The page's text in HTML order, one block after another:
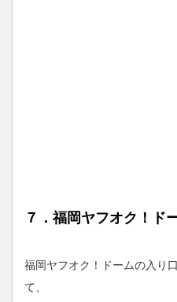
７．福岡ヤフオク！ド
福岡ヤフオク！ドームの入り
て、